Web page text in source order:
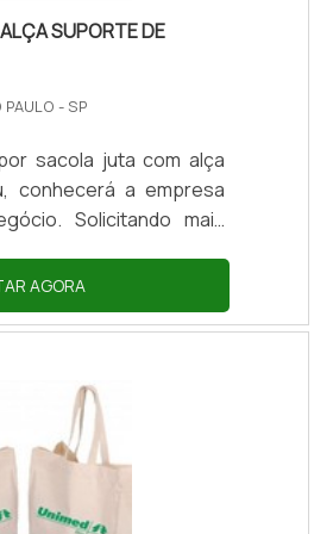
SUPORTE DE
PAULO - SP
sacola juta com alça
conhecerá a empresa
Solicitando mais
qualidade e preço
Quando o assunto é
suporte de bambu, com
com pagamento
DETALHES SOBRE
ALÇA SUPORTE DE
maneiras eficientes de
e excelência em
AGORA